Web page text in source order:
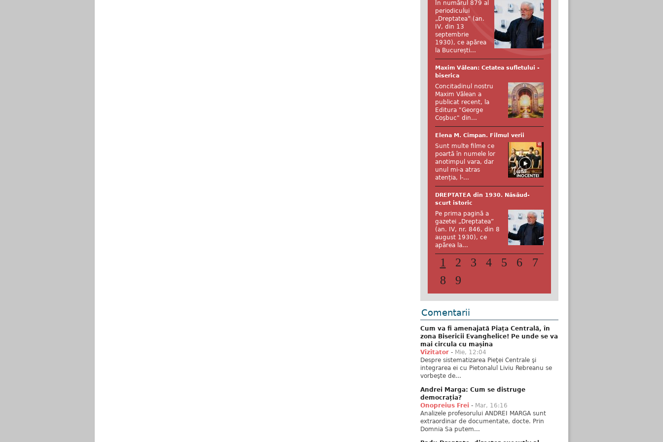
În numărul 879 al
periodicului
„Dreptatea” (an.
IV, din 13
septembrie
1930), ce apărea
la București...
Maxim Vălean: Cetatea sufletului -
biserica
Concitadinul nostru
Maxim Vălean a
publicat recent, la
Editura "George
Coşbuc" din...
Elena M. Cîmpan. Filmul verii
Sunt multe filme ce
poartă în numele lor
anotimpul vara, dar
unul mi-a atras
atenția, l-...
DREPTATEA din 1930. Năsăud-
scurt istoric
Pe prima pagină a
gazetei „Dreptatea”
(an. IV, nr. 846, din 8
august 1930), ce
apărea la...
1 2 3 4 5 6
7
8
9
Comentarii
Cum va fi amenajată Piața Centrală, în
zona Bisericii Evanghelice! Pe unde se va
mai circula cu mașina
Vizitator - Mie, 12:04
Despre sistematizarea Pieţei Centrale şi
integrarea ei cu Pietonalul Liviu Rebreanu se
vorbeşte de...
Andrei Marga: Cum se distruge
democrația?
Onopreius Frei - Mar, 16:16
Analizele profesorului ANDREI MARGA sunt
extraordinar de documentate, docte. Prin
Domnia Sa putem...